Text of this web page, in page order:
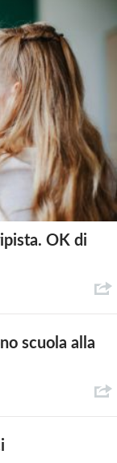
OK di
scuola alla